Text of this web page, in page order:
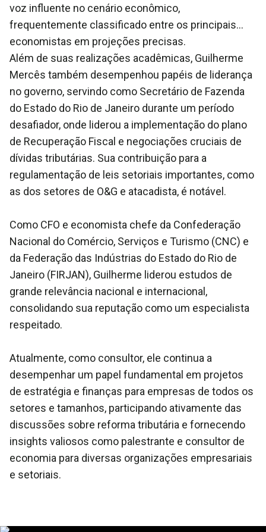
voz influente no cenário econômico,
frequentemente classificado entre os principais
economistas em projeções precisas.
Além de suas realizações acadêmicas, Guilherme
Mercês também desempenhou papéis de liderança
no governo, servindo como Secretário de Fazenda
do Estado do Rio de Janeiro durante um período
desafiador, onde liderou a implementação do plano
de Recuperação Fiscal e negociações cruciais de
dívidas tributárias. Sua contribuição para a
regulamentação de leis setoriais importantes, como
as dos setores de O&G e atacadista, é notável.
Como CFO e economista chefe da Confederação
Nacional do Comércio, Serviços e Turismo (CNC) e
da Federação das Indústrias do Estado do Rio de
Janeiro (FIRJAN), Guilherme liderou estudos de
grande relevância nacional e internacional,
consolidando sua reputação como um especialista
respeitado.
Atualmente, como consultor, ele continua a
desempenhar um papel fundamental em projetos
de estratégia e finanças para empresas de todos os
setores e tamanhos, participando ativamente das
discussões sobre reforma tributária e fornecendo
insights valiosos como palestrante e consultor de
economia para diversas organizações empresariais
e setoriais.